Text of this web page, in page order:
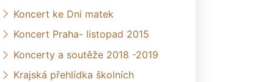
Koncert ke Dni matek
Koncert Praha- listopad 2015
Koncerty a soutěže 2018 -2019
Krajská přehlídka školních